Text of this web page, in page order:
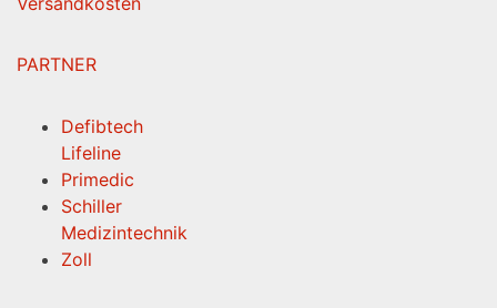
PARTNER
Defibtech
Lifeline
Primedic
Schiller
Medizintechnik
Zoll